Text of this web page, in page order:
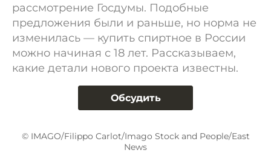
рассмотрение Госдумы. Подобные
предложения были и раньше, но норма не
изменилась — купить спиртное в России
можно начиная с 18 лет. Рассказываем,
какие детали нового проекта известны.
Обсудить
© IMAGO/Filippo Carlot/Imago Stock and People/East
News